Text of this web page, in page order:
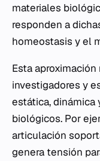
materiales
responden a
homeostasis y el
Esta
investigadores y
estática, dinámica
biológicos. Por
articulación
genera tensión